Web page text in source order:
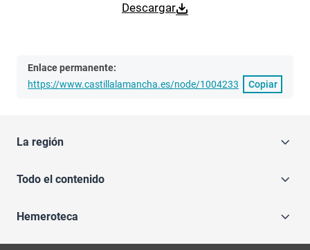
Descargar
Enlace permanente:
https://www.castillalamancha.es/node/1004233
Copiar
La región
Todo el contenido
Hemeroteca